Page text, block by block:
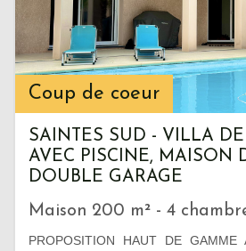
Coup de coeur
SAINTES SUD - VILLA
AVEC PISCINE, MAISON
DOUBLE GARAGE
Maison 200 m² - 4
PROPOSITION HAUT DE